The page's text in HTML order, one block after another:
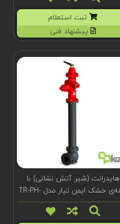
ثبت استعلام
پیشنهاد فنی
هایدرانت (شیر آتش نشانی) با
بدنه‌ی خشک ایمن تیار مدل TR-PH-
D4